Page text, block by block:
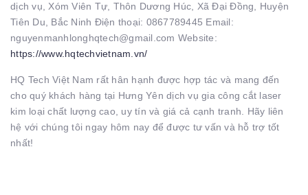
dịch vụ, Xóm Viên Tự, Thôn Dương Húc, Xã Đại Đồng, Huyện
Tiên Du, Bắc Ninh Điện thoại: 0867789445 Email:
nguyenmanhlonghqtech@gmail.com Website:
https://www.hqtechvietnam.vn/
HQ Tech Việt Nam rất hân hạnh được hợp tác và mang đến
cho quý khách hàng tại Hưng Yên dịch vụ gia công cắt laser
kim loại chất lượng cao, uy tín và giá cả cạnh tranh. Hãy liên
hệ với chúng tôi ngay hôm nay để được tư vấn và hỗ trợ tốt
nhất!